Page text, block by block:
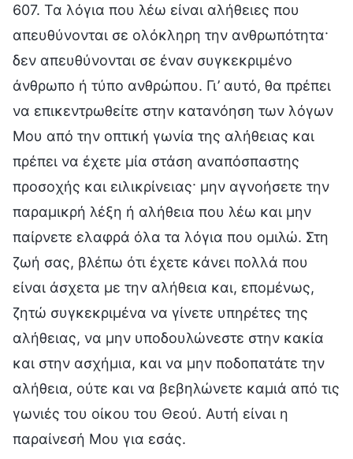
607. Τα λόγια που λέω είναι αλήθειες που
απευθύνονται σε ολόκληρη την ανθρωπότητα·
δεν απευθύνονται σε έναν συγκεκριμένο
άνθρωπο ή τύπο ανθρώπου. Γι’ αυτό, θα πρέπει
να επικεντρωθείτε στην κατανόηση των λόγων
Μου από την οπτική γωνία της αλήθειας και
πρέπει να έχετε μία στάση αναπόσπαστης
προσοχής και ειλικρίνειας· μην αγνοήσετε την
παραμικρή λέξη ή αλήθεια που λέω και μην
παίρνετε ελαφρά όλα τα λόγια που ομιλώ. Στη
ζωή σας, βλέπω ότι έχετε κάνει πολλά που
είναι άσχετα με την αλήθεια και, επομένως,
ζητώ συγκεκριμένα να γίνετε υπηρέτες της
αλήθειας, να μην υποδουλώνεστε στην κακία
και στην ασχήμια, και να μην ποδοπατάτε την
αλήθεια, ούτε και να βεβηλώνετε καμιά από τις
γωνιές του οίκου του Θεού. Αυτή είναι η
παραίνεσή Μου για εσάς.